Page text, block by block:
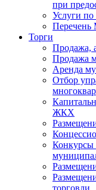
при
Услуги
Торги
Продажа,
Продажа
Аренда
Отбор
ЖКХ
Конкурсы
торговли